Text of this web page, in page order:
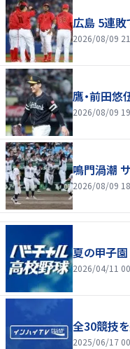
広島 5連敗
2026/08/09
鷹・前田悠
2026/08/09
鳴門渦潮
2026/08/09
夏の甲子園
2026/04/11
全30競技を
2025/06/17